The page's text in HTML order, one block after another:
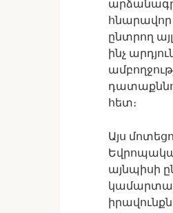
հնարավոր
ընտրող
ինչ
հետ։
Այս
այնպիսի